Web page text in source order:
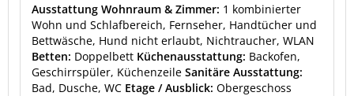
Ausstattung Wohnraum & Zimmer: 1 kombinierter
Wohn und Schlafbereich, Fernseher, Handtücher und
Bettwäsche, Hund nicht erlaubt, Nichtraucher, WLAN
Betten: Doppelbett Küchenausstattung: Backofen,
Geschirrspüler, Küchenzeile Sanitäre Ausstattung:
Bad, Dusche, WC Etage / Ausblick: Obergeschoss